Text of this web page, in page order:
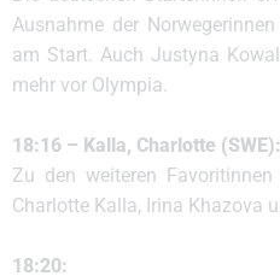
Ausnahme der
am Start. Auch Justyna
mehr vor Olympia.
18:16 – Kalla, Charlotte (SWE):
Zu den weiteren
Charlotte Kalla, Irina Khazova
18:20: